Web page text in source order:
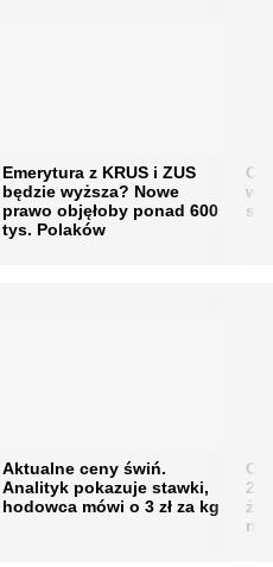
Emerytura z KRUS i ZUS
będzie wyższa? Nowe
prawo objęłoby ponad 600
tys. Polaków
w
Aktualne ceny świń.
Analityk pokazuje stawki,
hodowca mówi o 3 zł za kg